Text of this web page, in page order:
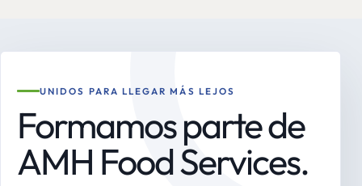
UNIDOS PARA LLEGAR MÁS LEJOS
Formamos parte de
AMH Food Services.